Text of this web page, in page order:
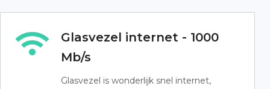
Glasvezel internet - 1000
Mb/s
Glasvezel is wonderlijk snel internet,